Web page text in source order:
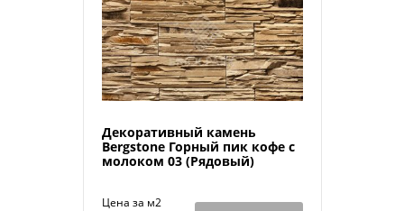
Декоративный камень
Bergstone Горный пик кофе с
молоком 03 (Рядовый)
Цена за м2